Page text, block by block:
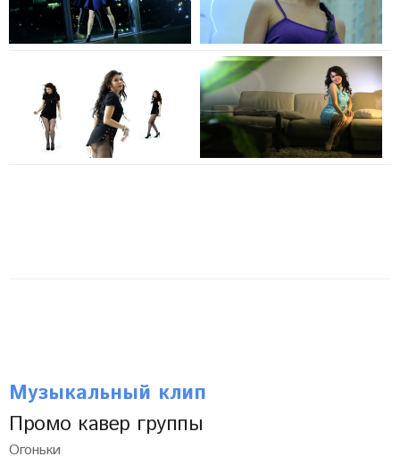
Музыкальный клип
Промо кавер группы
Огоньки